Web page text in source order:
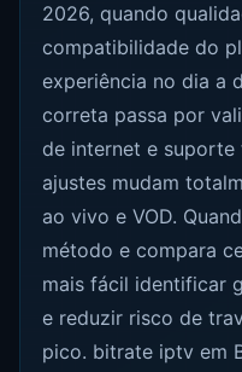
2026, quando
compatibilidade do
experiência no dia a
correta passa por
de internet e
ajustes mudam
ao vivo e VOD.
método e compara
mais fácil identificar
e reduzir risco de
pico. bitrate iptv em